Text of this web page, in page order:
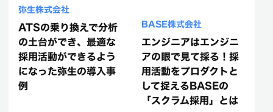
弥生株式会社
ATSの乗り換えで分析
の土台ができ、最適な
採用活動ができるよう
になった弥生の導入事
例
BASE株式会社
エンジニアはエンジニ
アの眼で見て採る！採
用活動をプロダクトと
して捉えるBASEの
「スクラム採用」とは